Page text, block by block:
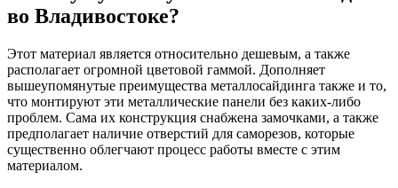
во Владивостоке?
Этот материал является относительно дешевым, а также
располагает огромной цветовой гаммой. Дополняет
вышеупомянутые преимущества металлосайдинга также и то,
что монтируют эти металлические панели без каких-либо
проблем. Сама их конструкция снабжена замочками, а также
предполагает наличие отверстий для саморезов, которые
существенно облегчают процесс работы вместе с этим
материалом.